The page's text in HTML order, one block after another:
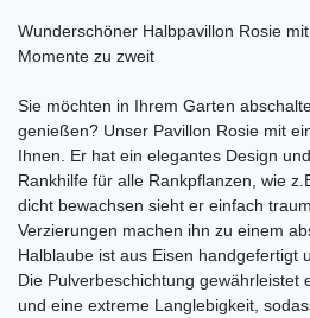
Wunderschöner Halbpavillon Rosie
Momente zu zweit
Sie möchten in Ihrem Garten
genießen? Unser Pavillon Rosie mit
Ihnen. Er hat ein elegantes Design
Rankhilfe für alle Rankpflanzen, wie
dicht bewachsen sieht er einfach
Verzierungen machen ihn zu einem
Halblaube ist aus Eisen handgefertigt
Die Pulverbeschichtung gewährleistet
und eine extreme Langlebigkeit,